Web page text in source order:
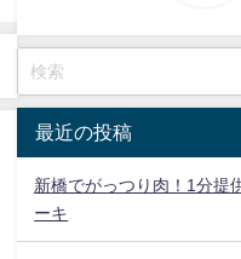
最近の投稿
新橋でがっつり肉！1分提
ーキ